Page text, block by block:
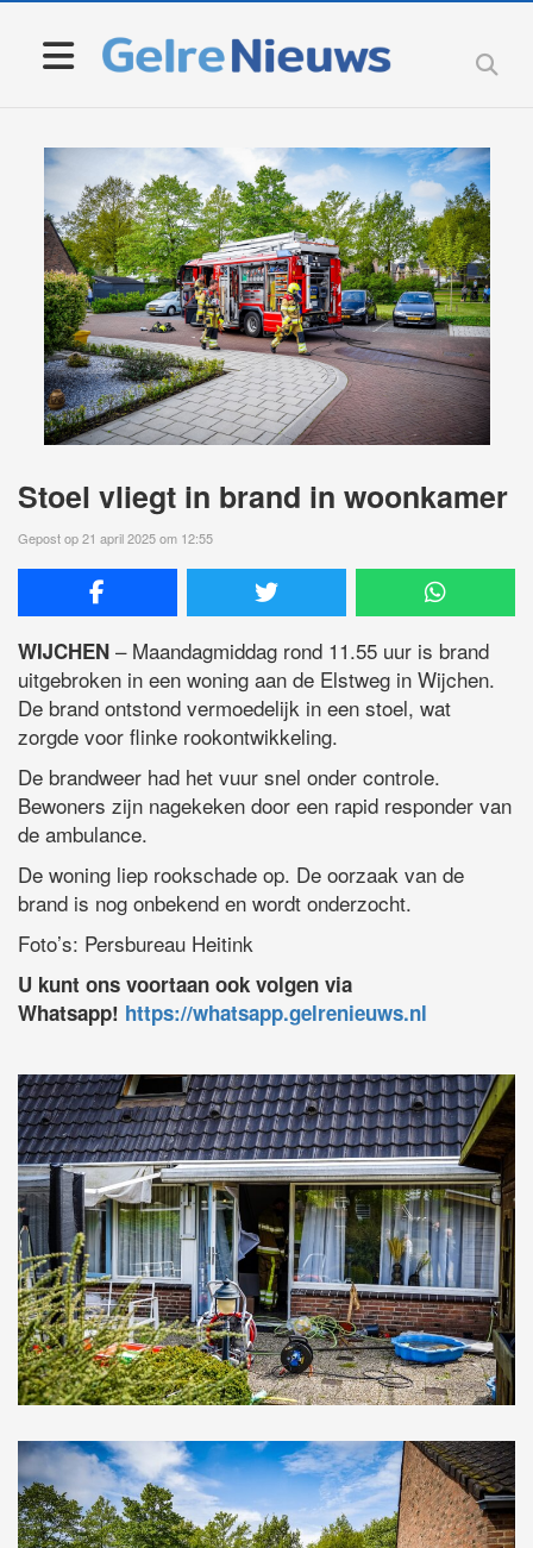
Stoel vliegt in brand in woonkamer
Gepost op 21 april 2025 om 12:55
WIJCHEN – Maandagmiddag rond 11.55 uur is brand
uitgebroken in een woning aan de Elstweg in Wijchen.
De brand ontstond vermoedelijk in een stoel, wat
zorgde voor flinke rookontwikkeling.
De brandweer had het vuur snel onder controle.
Bewoners zijn nagekeken door een rapid responder van
de ambulance.
De woning liep rookschade op. De oorzaak van de
brand is nog onbekend en wordt onderzocht.
Foto’s: Persbureau Heitink
U kunt ons voortaan ook volgen via
Whatsapp! https://whatsapp.gelrenieuws.nl